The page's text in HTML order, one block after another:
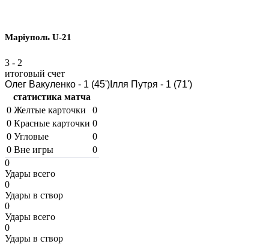
Маріуполь U-21
3 - 2
итоговый счет
Олег Вакуленко - 1 (45') Ілля Путря - 1 (71')
статистика матча
0 Желтые карточки
0
0 Красные карточки 0
0 Угловые
0
0 Вне игры
0
0
Удары всего
0
Удары в створ
0
Удары всего
0
Удары в створ